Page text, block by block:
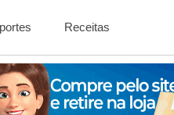
Receitas